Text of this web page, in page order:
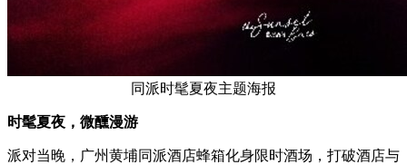
同派时髦夏夜主题海报
时髦夏夜，微醺漫游
派对当晚，广州黄埔同派酒店蜂箱化身限时酒场，打破酒店与